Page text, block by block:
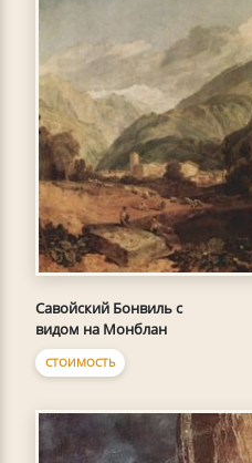
Савойский Бонвиль с
видом на Монблан
СТОИМОСТЬ